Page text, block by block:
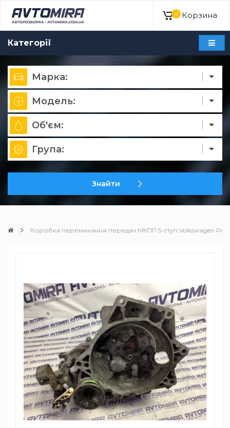
0 Корзина
Категорії
Марка:
Модель:
Об'єм:
Група:
Знайти
Коробка перемикання передач MКПП 5-ступ Volkswagen